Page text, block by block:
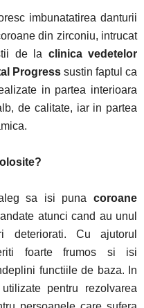
imbunatatirea danturii
din zirconiu, intrucat
de la clinica vedetelor
Progress sustin faptul ca
in partea interioara
de calitate, iar in partea
sa isi puna coroane
atunci cand au unul
Cu ajutorul
foarte frumos si isi
functiile de baza. In
pentru rezolvarea